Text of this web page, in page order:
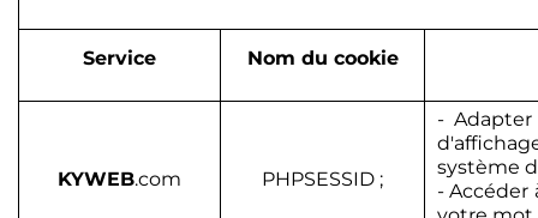
Service Nom du cookie
KYWEB.com PHPSESSID ;
-
système
- Accéder